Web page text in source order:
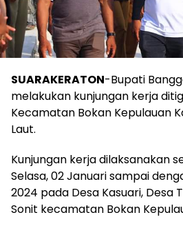
SUARAKERATON-Bupati
melakukan kunjungan kerja
Kecamatan Bokan Kepulauan
Laut.
Kunjungan kerja dilaksanakan
Selasa, 02 Januari sampai
2024 pada Desa Kasuari, Desa
Sonit kecamatan Bokan